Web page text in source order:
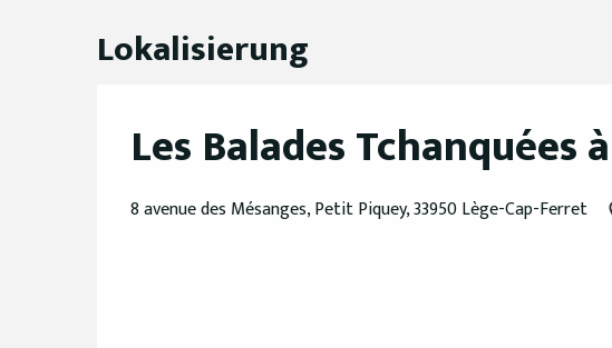
Lokalisierung
Les Balades Tchanquées
8 avenue des Mésanges, Petit Piquey, 33950 Lège-Cap-Ferret